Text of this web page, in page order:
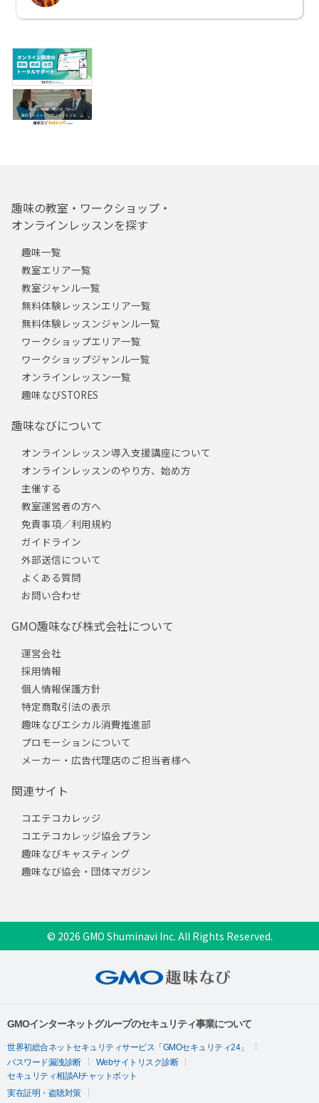
趣味の教室・ワークショップ・
オンラインレッスンを探す
趣味一覧
教室エリア一覧
教室ジャンル一覧
無料体験レッスンエリア一覧
無料体験レッスンジャンル一覧
ワークショップエリア一覧
ワークショップジャンル一覧
オンラインレッスン一覧
趣味なびSTORES
趣味なびについて
オンラインレッスン導入支援講座について
オンラインレッスンのやり方、始め方
主催する
教室運営者の方へ
免責事項／利用規約
ガイドライン
外部送信について
よくある質問
お問い合わせ
GMO趣味なび株式会社について
運営会社
採用情報
個人情報保護方針
特定商取引法の表示
趣味なびエシカル消費推進部
プロモーションについて
メーカー・広告代理店のご担当者様へ
関連サイト
コエテコカレッジ
コエテコカレッジ協会プラン
趣味なびキャスティング
趣味なび協会・団体マガジン
© 2026 GMO Shuminavi Inc. All Rights Reserved.